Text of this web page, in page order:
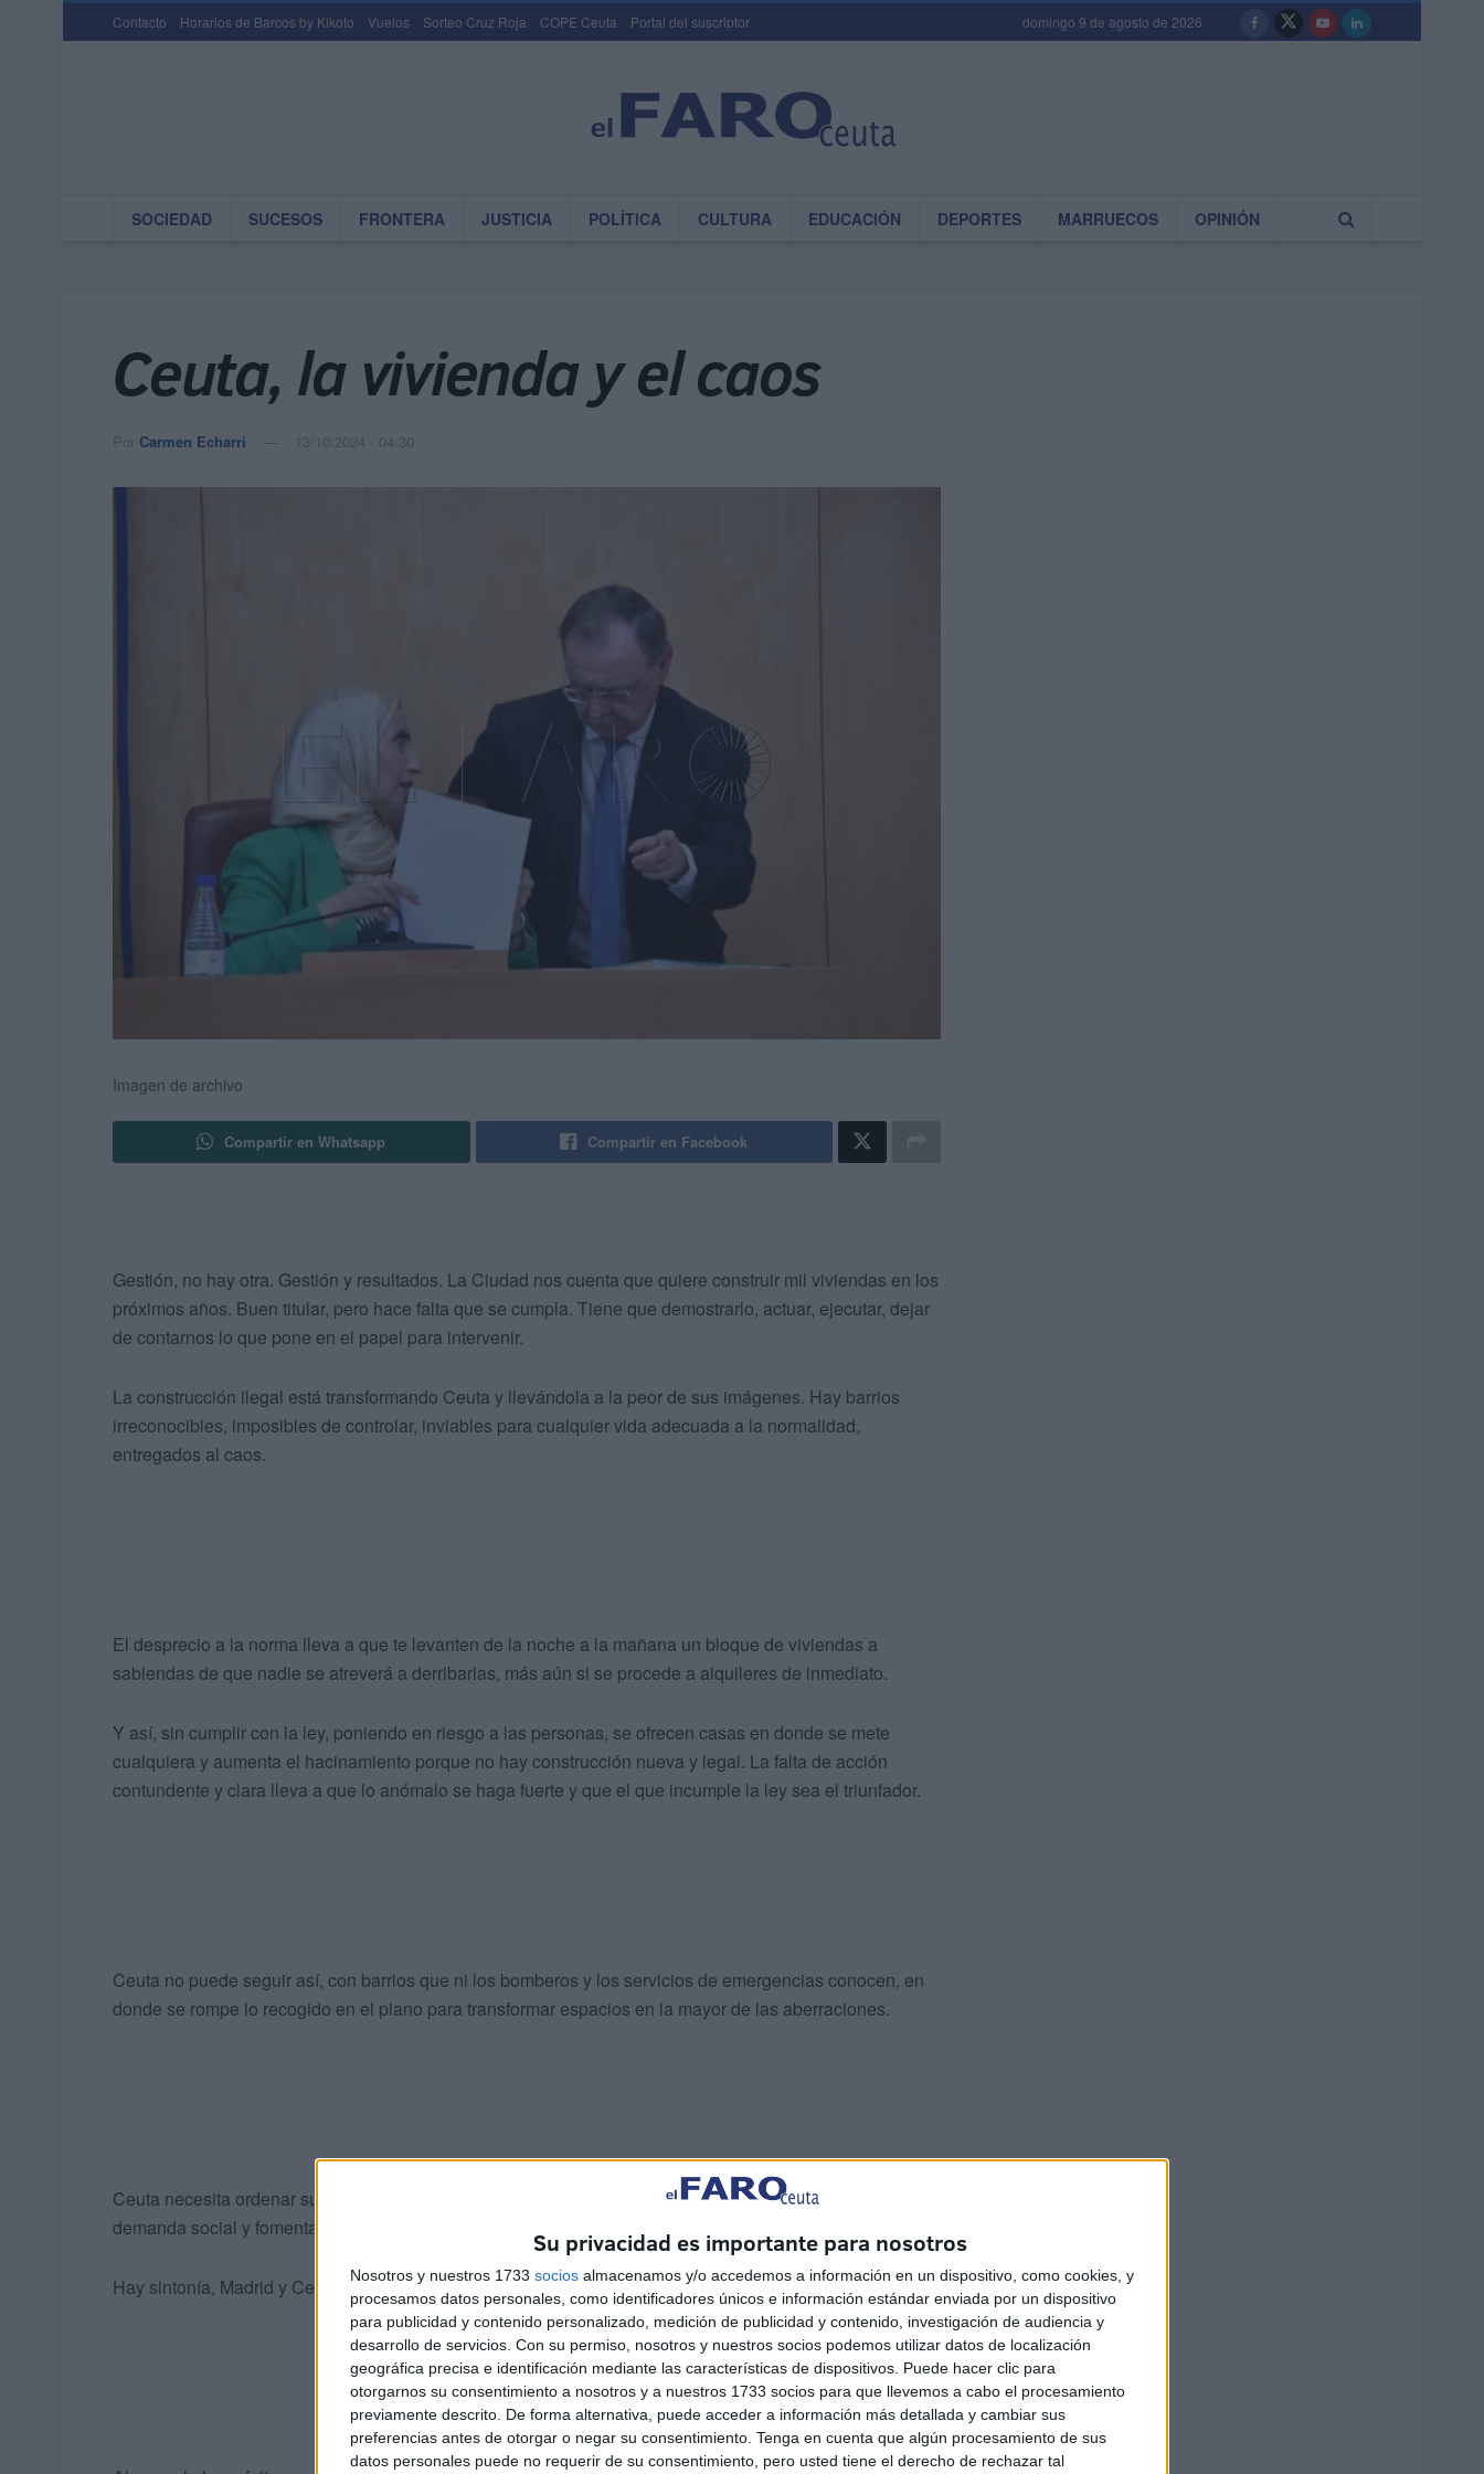
Su privacidad es importante para nosotros
Nosotros y nuestros 1733 socios almacenamos y/o accedemos a información en un dispositivo, como cookies, y
procesamos datos personales, como identificadores únicos e información estándar enviada por un dispositivo
para publicidad y contenido personalizado, medición de publicidad y contenido, investigación de audiencia y
desarrollo de servicios. Con su permiso, nosotros y nuestros socios podemos utilizar datos de localización
geográfica precisa e identificación mediante las características de dispositivos. Puede hacer clic para
otorgarnos su consentimiento a nosotros y a nuestros 1733 socios para que llevemos a cabo el procesamiento
previamente descrito. De forma alternativa, puede acceder a información más detallada y cambiar sus
preferencias antes de otorgar o negar su consentimiento. Tenga en cuenta que algún procesamiento de sus
datos personales puede no requerir de su consentimiento, pero usted tiene el derecho de rechazar tal
Contacto Horarios de Barcos by Kikoto Vuelos Sorteo Cruz Roja COPE Ceuta Portal del suscriptor domingo 9 de agosto de 2026
SOCIEDAD SUCESOS FRONTERA JUSTICIA POLÍTICA CULTURA EDUCACIÓN DEPORTES MARRUECOS OPINIÓN
Ceuta, la vivienda y el caos
Por Carmen Echarri 13/10/2024 - 04:30
Imagen de archivo
Compartir en Whatsapp Compartir en Facebook
Gestión, no hay otra. Gestión y resultados. La Ciudad nos cuenta que quiere construir mil viviendas en los
próximos años. Buen titular, pero hace falta que se cumpla. Tiene que demostrarlo, actuar, ejecutar, dejar
de contarnos lo que pone en el papel para intervenir.
La construcción ilegal está transformando Ceuta y llevándola a la peor de sus imágenes. Hay barrios
irreconocibles, imposibles de controlar, inviables para cualquier vida adecuada a la normalidad,
entregados al caos.
El desprecio a la norma lleva a que te levanten de la noche a la mañana un bloque de viviendas a
sabiendas de que nadie se atreverá a derribarlas, más aún si se procede a alquileres de inmediato.
Y así, sin cumplir con la ley, poniendo en riesgo a las personas, se ofrecen casas en donde se mete
cualquiera y aumenta el hacinamiento porque no hay construcción nueva y legal. La falta de acción
contundente y clara lleva a que lo anómalo se haga fuerte y que el que incumple la ley sea el triunfador.
Ceuta no puede seguir así, con barrios que ni los bomberos y los servicios de emergencias conocen, en
donde se rompe lo recogido en el plano para transformar espacios en la mayor de las aberraciones.
Ceuta necesita ordenar su plan urbanístico y construir, ofrecer a sus ciudadanos vivienda, atender la
demanda social y fomentar la economía y el empleo.
Hay sintonía, Madrid y Ceuta se entienden sorteando trabas sin necesidad de puentes.